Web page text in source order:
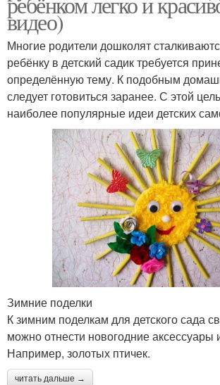
видео)
Многие родители дошколят
ребёнку в детский садик требуется
определённую тему. К подобным
следует готовиться заранее. С этой
наиболее популярные идеи детских
Зимние поделки
К зимним поделкам для детского сада
можно отнести новогодние аксессуары
Например, золотых птичек.
читать дальше →